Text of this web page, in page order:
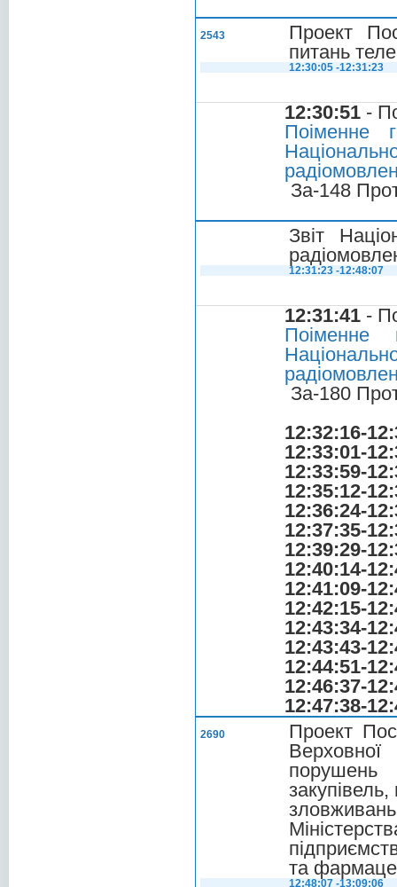
2543
Проект
питань
12:30:05 -12:31:23
12:30:51 -
Поіменне
За-148
Звіт
12:31:23 -12:48:07
12:31:41 -
Поіменне
За-180
12:32:16-
12:33:01-
12:33:59-
12:35:12-
12:36:24-
12:37:35-
12:39:29-
12:40:14-
12:41:09-
12:42:15-
12:43:34-
12:43:43-
12:44:51-
12:46:37-
12:47:38-
2690
Проект
порушень
та
12:48:07 -13:09:06